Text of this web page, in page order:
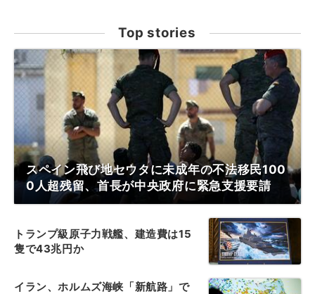
Top stories
スペイン飛び地セウタに未成年の不法移民100
0人超残留、首長が中央政府に緊急支援要請
トランプ級原子力戦艦、建造費は15
隻で43兆円か
イラン、ホルムズ海峡「新航路」で